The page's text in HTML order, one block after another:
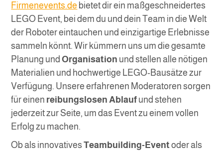
Firmenevents.de bietet dir ein maßgeschneidertes
LEGO Event, bei dem du und dein Team in die Welt
der Roboter eintauchen und einzigartige Erlebnisse
sammeln könnt. Wir kümmern uns um die gesamte
Planung undOrganisation und stellen alle nötigen
Materialien und hochwertige LEGO-Bausätze zur
Verfügung. Unsere erfahrenen Moderatoren sorgen
für einen reibungslosen Ablauf und stehen
jederzeit zur Seite, um das Event zu einem vollen
Erfolg zu machen.
Ob als innovativesTeambuilding-Eventoder als